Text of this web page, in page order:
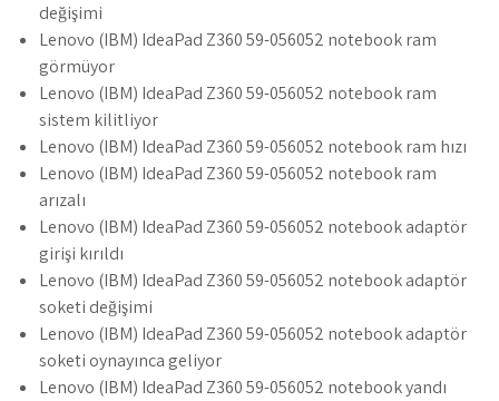
değişimi
Lenovo (IBM) IdeaPad Z360 59-056052 notebook ram
görmüyor
Lenovo (IBM) IdeaPad Z360 59-056052 notebook ram
sistem kilitliyor
Lenovo (IBM) IdeaPad Z360 59-056052 notebook ram hızı
Lenovo (IBM) IdeaPad Z360 59-056052 notebook ram
arızalı
Lenovo (IBM) IdeaPad Z360 59-056052 notebook adaptör
girişi kırıldı
Lenovo (IBM) IdeaPad Z360 59-056052 notebook adaptör
soketi değişimi
Lenovo (IBM) IdeaPad Z360 59-056052 notebook adaptör
soketi oynayınca geliyor
Lenovo (IBM) IdeaPad Z360 59-056052 notebook yandı